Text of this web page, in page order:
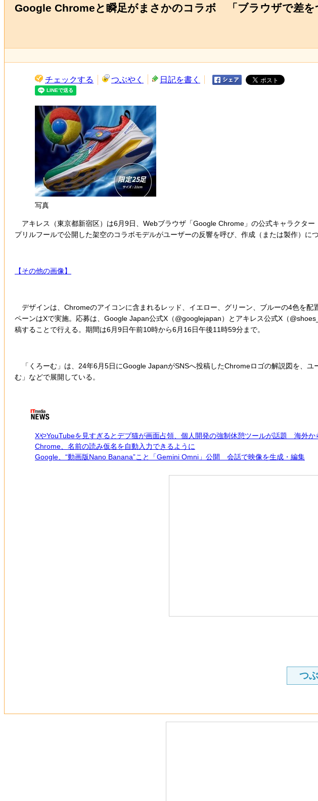
Google Chromeと瞬足がまさかのコラボ 「ブラウザで差を
チェックする つぶやく 日記を書く
写真
アキレス（東京都新宿区）は6月9日、Webブラウザ「Google Chrome」の公式キャラクタ
プリルフールで公開した架空のコラボモデルがユーザーの反響を呼び、作成（または製作）に
【その他の画像】
デザインは、Chromeのアイコンに含まれるレッド、イエロー、グリーン、ブルーの4色を
ペーンはXで実施。応募は、Google Japan公式X（@googlejapan）とアキレス公式X（
稿することで行える。期間は6月9日午前10時から6月16日午後11時59分まで。
「くろーむ」は、24年6月5日にGoogle JapanがSNSへ投稿したChromeロゴの解説図を、
む」などで展開している。
XやYouTubeを見すぎるとデブ猫が画面占領、個人開発の強制休憩ツールが話題 海外か
Chrome、名前の読み仮名を自動入力できるように
Google、“動画版Nano Banana”こと「Gemini Omni」公開 会話で映像を生成・編集
つ